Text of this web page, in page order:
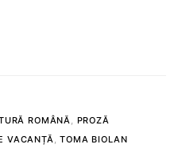
ROMÂNĂ, PROZĂ
VACANȚĂ,TOMA BIOLAN